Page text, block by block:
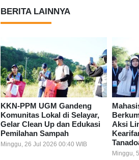
BERITA LAINNYA
KKN-PPM UGM Gandeng
Komunitas Lokal di Selayar,
Gelar Clean Up dan Edukasi
Pemilahan Sampah
Minggu, 26 Jul 2026 00:40 WIB
Aksi
Minggu,